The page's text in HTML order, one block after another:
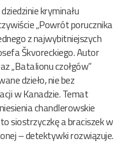
kryminału
„Powrót porucznika
z najwybitniejszych
Škvoreckiego. Autor
„Batalionu czołgów”
dzieło, nie bez
w Kanadzie. Temat
chandlerowskie
siostrzyczkę a braciszek w
– detektywki rozwiązuje.